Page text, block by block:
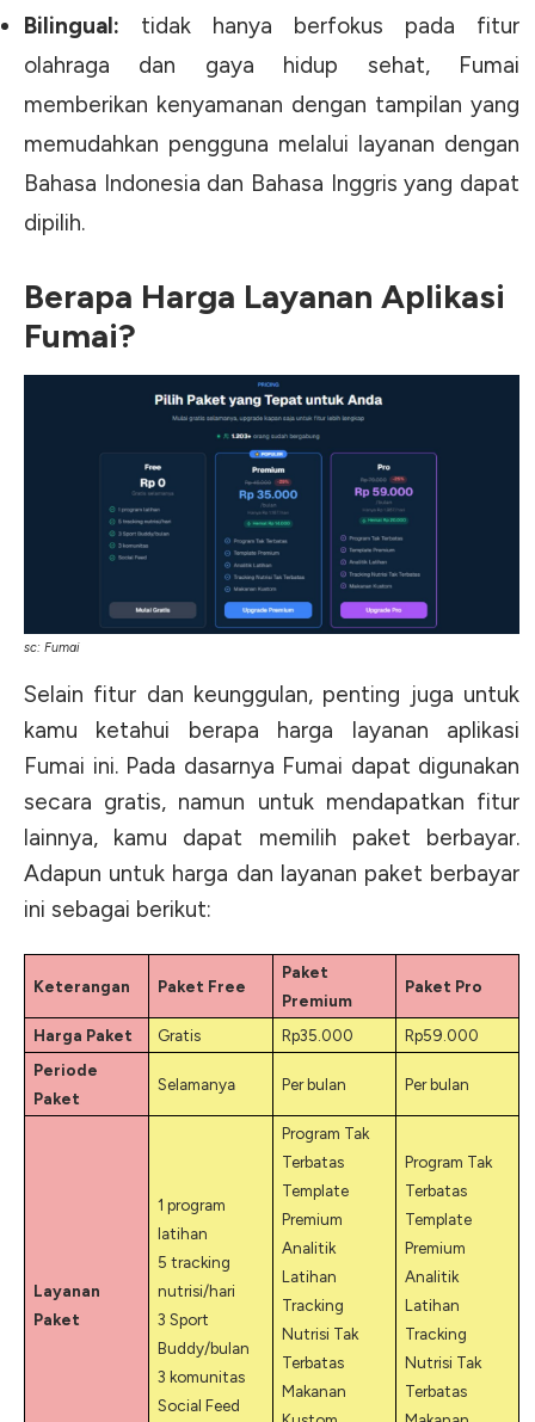
Bilingual: tidak hanya berfokus pada fitur
olahraga dan gaya hidup sehat, Fumai
memberikan kenyamanan dengan tampilan yang
memudahkan pengguna melalui layanan dengan
Bahasa Indonesia dan Bahasa Inggris yang dapat
dipilih.
Berapa Harga Layanan Aplikasi
Fumai?
sc: Fumai
Selain fitur dan keunggulan, penting juga untuk
kamu ketahui berapa harga layanan aplikasi
Fumai ini. Pada dasarnya Fumai dapat digunakan
secara gratis, namun untuk mendapatkan fitur
lainnya, kamu dapat memilih paket berbayar.
Adapun untuk harga dan layanan paket berbayar
ini sebagai berikut:
Keterangan Paket Free
Paket
Premium
Paket Pro
Harga Paket Gratis Rp35.000
Rp59.000
Periode
Paket
Selamanya Per bulan Per bulan
Layanan
Paket
1 program
latihan
5 tracking
nutrisi/hari
3 Sport
Buddy/bulan
3 komunitas
Social Feed
Program Tak
Terbatas
Template
Premium
Analitik
Latihan
Tracking
Nutrisi Tak
Terbatas
Makanan
Program Tak
Terbatas
Template
Premium
Analitik
Latihan
Tracking
Nutrisi Tak
Terbatas